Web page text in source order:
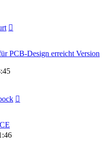
PCB-Design erreicht Version